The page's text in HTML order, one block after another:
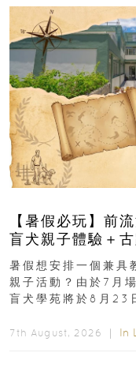
【暑假必玩】前
盲犬親子體驗＋
組免費名額
暑假想安排一個兼具
親子活動？由於7月
盲犬學苑將於8月23
7th August, 2026 ｜ In